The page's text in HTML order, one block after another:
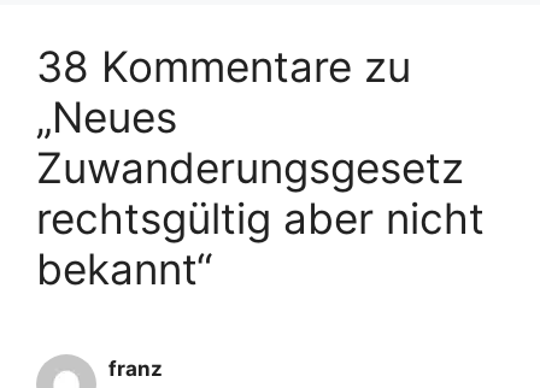
n
r
t
e
38 Kommentare zu
„Neues
Zuwanderungsgesetz
rechtsgültig aber nicht
bekannt“
franz